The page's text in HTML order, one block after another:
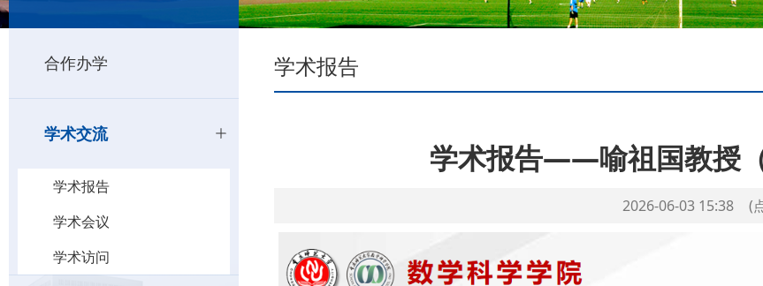
合作办学
学术交流
学术报告
学术会议
学术访问
学术报告
学术报告——喻祖国教授（
2026-06-03 15:38 (